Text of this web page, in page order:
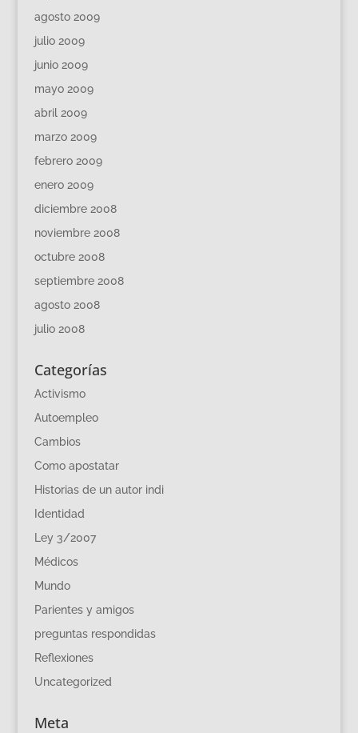
agosto 2009
julio 2009
junio 2009
mayo 2009
abril 2009
marzo 2009
febrero 2009
enero 2009
diciembre 2008
noviembre 2008
octubre 2008
septiembre 2008
agosto 2008
julio 2008
Categorías
Activismo
Autoempleo
Cambios
Como apostatar
Historias de un autor indi
Identidad
Ley 3/2007
Médicos
Mundo
Parientes y amigos
preguntas respondidas
Reflexiones
Uncategorized
Meta